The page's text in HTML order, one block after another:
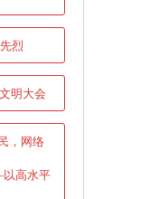
烈
明大会
，网络
高水平